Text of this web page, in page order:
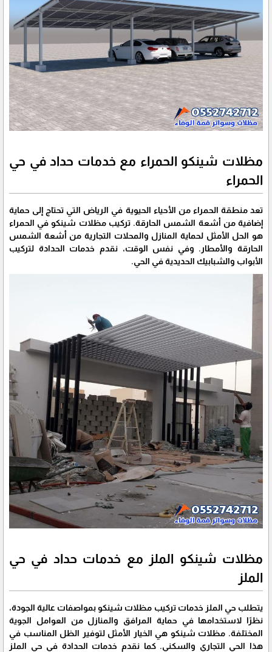
مظلات شينكو الحمراء مع خدمات حداد في حي
الحمراء
تعد منطقة الحمراء من الأحياء الحيوية في الرياض التي تحتاج إلى حماية
إضافية من أشعة الشمس الحارقة. تركيب مظلات شينكو في الحمراء
هو الحل الأمثل لحماية المنازل والمحلات التجارية من أشعة الشمس
الحارقة والأمطار. وفي نفس الوقت، نقدم خدمات الحدادة لتركيب
الأبواب والشبابيك الحديدية في الحي.
مظلات شينكو الملز مع خدمات حداد في حي
الملز
يتطلب حي الملز خدمات تركيب مظلات شينكو بمواصفات عالية الجودة،
نظرًا لاستخدامها في حماية المرافق والمنازل من العوامل الجوية
المختلفة. مظلات شينكو هي الخيار الأمثل لتوفير الظل المناسب في
هذا الحي التجاري والسكني. كما نقدم خدمات الحدادة في حي الملز